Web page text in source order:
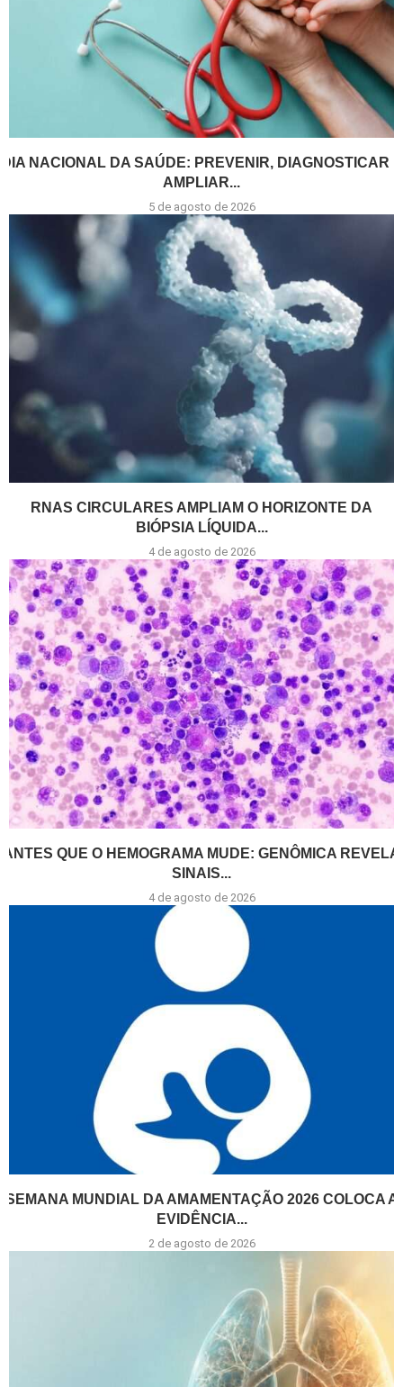
DIA NACIONAL DA SAÚDE: PREVENIR, DIAGNOSTICAR E
AMPLIAR...
5 de agosto de 2026
RNAS CIRCULARES AMPLIAM O HORIZONTE DA
BIÓPSIA LÍQUIDA...
4 de agosto de 2026
ANTES QUE O HEMOGRAMA MUDE: GENÔMICA REVELA
SINAIS...
4 de agosto de 2026
SEMANA MUNDIAL DA AMAMENTAÇÃO 2026 COLOCA A
EVIDÊNCIA...
2 de agosto de 2026